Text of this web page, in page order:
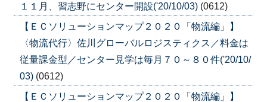
１１月、習志野にセンター開設('20/10/03) (0612)
【ＥＣソリューションマップ２０２０「物流編」】
〈物流代行〉佐川グローバルロジスティクス／料金は
従量課金型／センター見学は毎月７０～８０件('20/10/
03) (0612)
【ＥＣソリューションマップ２０２０「物流編」】